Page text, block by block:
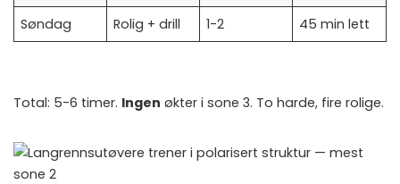
Søndag
Rolig + drill 1-2 45 min lett
Total: 5-6 timer. Ingen økter i sone 3. To harde, fire rolige.